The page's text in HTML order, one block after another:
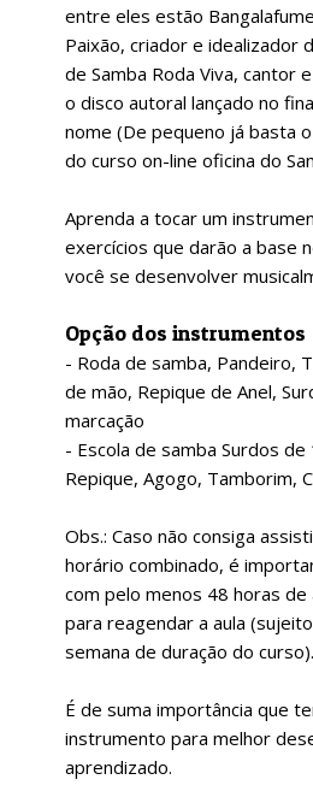
entre eles estão
Paixão, criador e idealizador
de Samba Roda Viva, cantor
o disco autoral lançado no
nome (De pequeno já basta
do curso on-line oficina do
Aprenda a tocar um
exercícios que darão a base
você se desenvolver
Opção dos instrumentos
- Roda de samba, Pandeiro,
de mão, Repique de Anel,
marcação
- Escola de samba Surdos de
Repique, Agogo, Tamborim,
Obs.: Caso não consiga
horário combinado, é
com pelo menos 48 horas de
para reagendar a aula
semana de duração do curso).
É de suma importância que
instrumento para melhor
aprendizado.